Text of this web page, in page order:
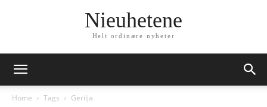
Nieuhetene
Helt ordinære nyheter
Home Tags Gerilja